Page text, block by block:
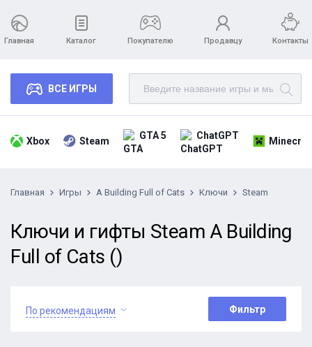
Главная Каталог Покупателю Продавцу Контакты
ВСЕ ИГРЫ
Xbox Steam GTA 5 ChatGPT
Главная Игры A Building Full of Cats Ключи Steam
Ключи и гифты Steam A Building
Full of Cats ()
По рекомендациям Фильтр